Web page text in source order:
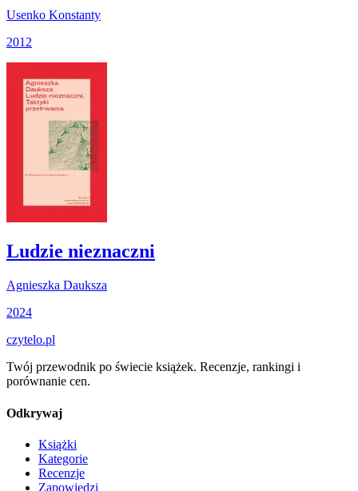
Usenko Konstanty
2012
Ludzie nieznaczni
Agnieszka Dauksza
2024
czytelo.pl
Twój przewodnik po świecie książek. Recenzje, rankingi i
porównanie cen.
Odkrywaj
Książki
Kategorie
Recenzje
Zapowiedzi